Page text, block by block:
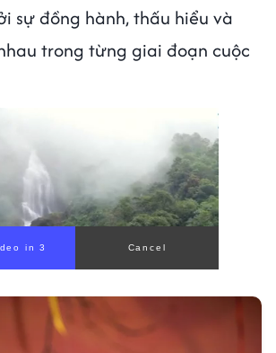
sự đồng hành, thấu hiểu và
trong từng giai đoạn cuộc
in 1 Cancel